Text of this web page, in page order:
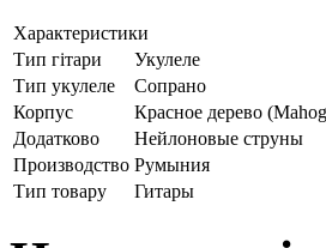
Характеристики
Тип гітари
Укулеле
Тип укулеле
Сопрано
Корпус
Красное дерево
Додатково
Нейлоновые струны
Производство Румыния
Тип товару
Гитары